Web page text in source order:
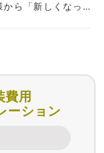
から「新しくなっ…
費用
ーション